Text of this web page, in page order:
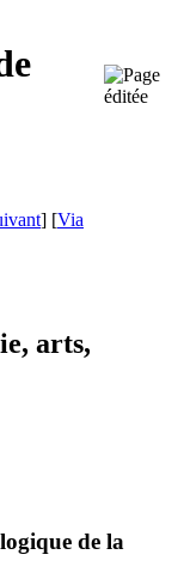
] [Via
arts,
de la